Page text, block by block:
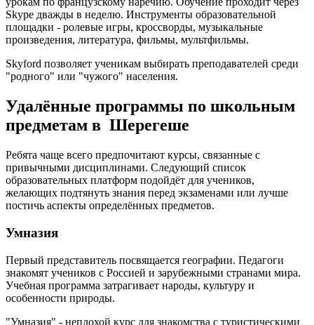
Skype дважды в неделю. Инструменты образовательной
площадки - ролевые игры, кроссворды, музыкальные
произведения, литература, фильмы, мультфильмы.
Skyford позволяет ученикам выбирать преподавателей среди
"родного" или "чужого" населения.
Удалённые программы по школьным
предметам в Шерегеше
Ребята чаще всего предпочитают курсы, связанные с
привычными дисциплинами. Следующий список
образовательных платформ подойдёт для учеников,
желающих подтянуть знания перед экзаменами или лучше
постичь аспекты определённых предметов.
Умназия
Первый представитель посвящается географии. Педагоги
знакомят учеников с Россией и зарубежными странами мира.
Учебная программа затрагивает народы, культуру и
особенности природы.
"Умназия" - неплохой курс для знакомства с туристическими